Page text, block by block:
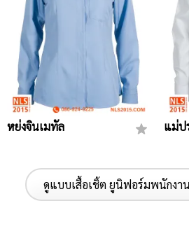
หย่งจินเมทัล แม่ป
ดูแบบเสื้อเชิ้ต ยูนิฟอร์มพนักง